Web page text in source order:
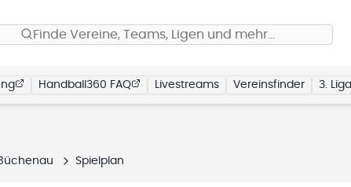
Finde Vereine, Teams, Ligen und mehr…
Handball360 FAQ Livestreams Vereinsfinder 3. Liga
Spielplan